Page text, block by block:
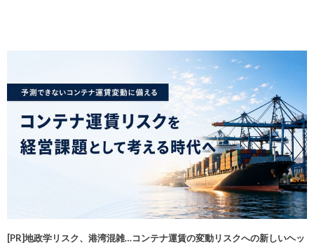
[PR]地政学リスク、港湾混雑…コンテナ運賃の変動リスクへの新しいヘッ